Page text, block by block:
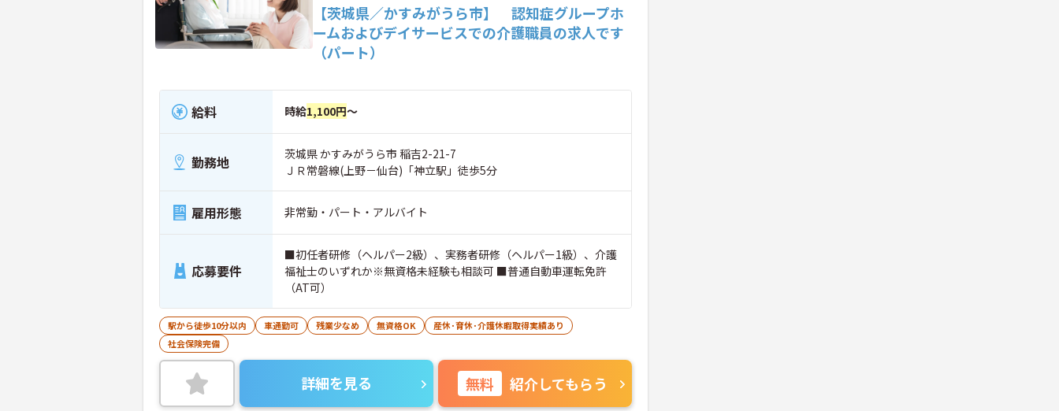
【茨城県／かすみがうら市】 認知症グループホ
ームおよびデイサービスでの介護職員の求人です
（パート）
給料 時給1,100円～
勤務地
茨城県 かすみがうら市 稲吉2-21-7
ＪＲ常磐線(上野－仙台)「神立駅」徒歩5分
雇用形態 非常勤・パート・アルバイト
応募要件
■初任者研修（ヘルパー2級）、実務者研修（ヘルパー1級）、介護
福祉士のいずれか※無資格未経験も相談可 ■普通自動車運転免許
（AT可）
駅から徒歩10分以内 車通勤可 残業少なめ 無資格OK
産休･育休･介護休暇取得実績あり
社会保険完備
詳細を見る 無料 紹介してもらう